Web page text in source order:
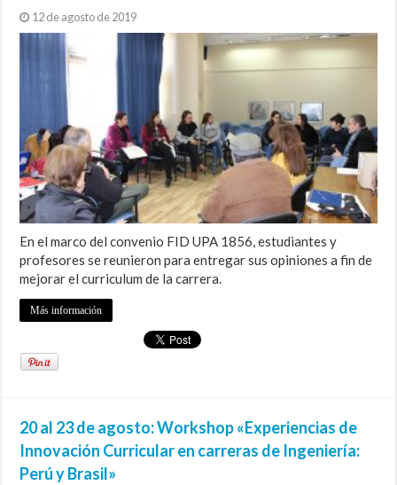
12 de agosto de 2019
En el marco del convenio FID UPA 1856, estudiantes y
profesores se reunieron para entregar sus opiniones a fin de
mejorar el curriculum de la carrera.
Más información
20 al 23 de agosto: Workshop «Experiencias de
Innovación Curricular en carreras de Ingeniería:
Perú y Brasil»